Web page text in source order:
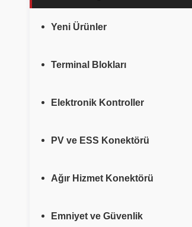
Yeni Ürünler
Terminal Blokları
Elektronik Kontroller
PV ve ESS Konektörü
Ağır Hizmet Konektörü
Emniyet ve Güvenlik